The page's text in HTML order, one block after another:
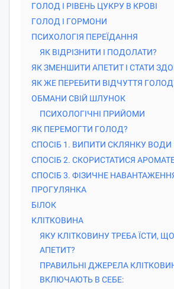
ГОЛОД І РІВЕНЬ ЦУКРУ В КРОВІ
ГОЛОД І ГОРМОНИ
ПСИХОЛОГІЯ ПЕРЕЇДАННЯ
ЯК ВІДРІЗНИТИ І ПОДОЛАТИ?
ЯК ЗМЕНШИТИ АПЕТИТ І СТАТИ
ЯК ЖЕ ПЕРЕБИТИ ВІДЧУТТЯ
ОБМАНИ СВІЙ ШЛУНОК
ПСИХОЛОГІЧНІ ПРИЙОМИ
ЯК ПЕРЕМОГТИ ГОЛОД?
СПОСІБ 1. ВИПИТИ СКЛЯНКУ ВОДИ
СПОСІБ 2. СКОРИСТАТИСЯ
СПОСІБ 3. ФІЗИЧНЕ
ПРОГУЛЯНКА
БІЛОК
КЛІТКОВИНА
ЯКУ КЛІТКОВИНУ ТРЕБА ЇСТИ,
АПЕТИТ?
ПРАВИЛЬНІ ДЖЕРЕЛА
ВКЛЮЧАЮТЬ В СЕБЕ: